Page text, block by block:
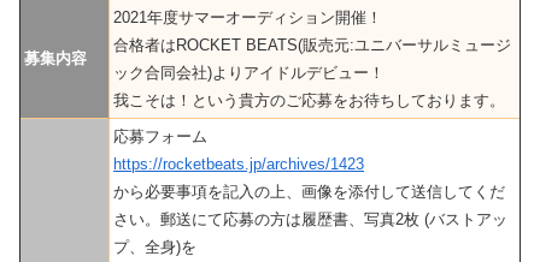
募集内容
2021年度サマーオーディション開催！
合格者はROCKET BEATS(販売元:ユニバーサルミュージ
ック合同会社)よりアイドルデビュー！
我こそは！という貴方のご応募をお待ちしております。
応募フォーム
https://rocketbeats.jp/archives/1423
から必要事項を記入の上、画像を添付して送信してくだ
さい。郵送にて応募の方は履歴書、写真2枚 (バストアッ
プ、全身)を